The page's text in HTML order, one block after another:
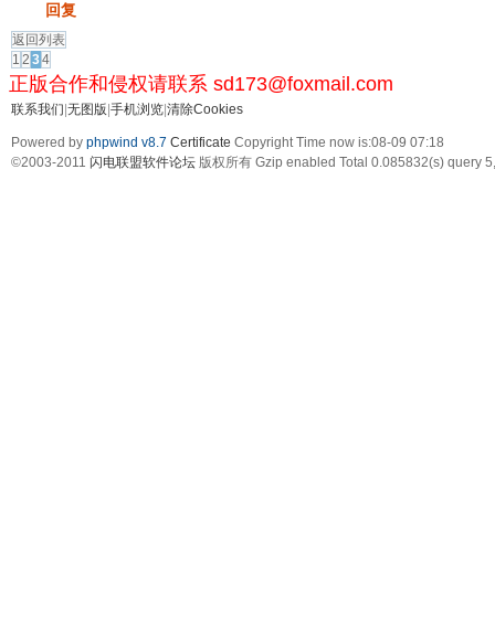
回复
返回列表
1 2 34
正版合作和侵权请联系 sd173@foxmail.com
联系我们 无图版 手机浏览 清除Cookies
Powered by phpwind v8.7 Certificate Copyright Time now is:08-09 07:18
©2003-2011 闪电联盟软件论坛 版权所有 Gzip enabled Total 0.085832(s) query 5,